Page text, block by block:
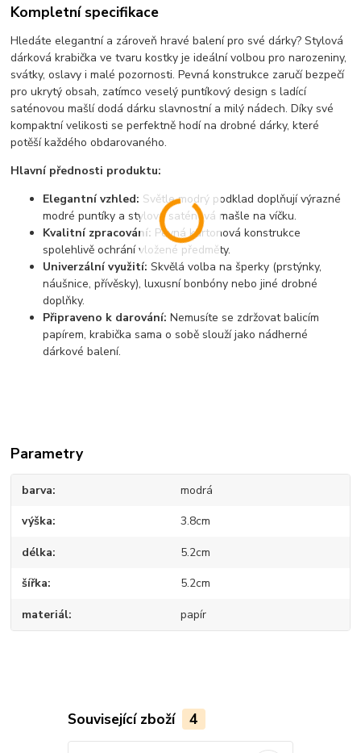
Kompletní specifikace
Hledáte elegantní a zároveň hravé balení pro své dárky? Stylová
dárková krabička ve tvaru kostky je ideální volbou pro narozeniny,
svátky, oslavy i malé pozornosti. Pevná konstrukce zaručí bezpečí
pro ukrytý obsah, zatímco veselý puntíkový design s ladící
saténovou mašlí dodá dárku slavnostní a milý nádech. Díky své
kompaktní velikosti se perfektně hodí na drobné dárky, které
potěší každého obdarovaného.
Hlavní přednosti produktu:
Elegantní vzhled: Světle modrý podklad doplňují výrazné
modré puntíky a stylová saténová mašle na víčku.
Kvalitní zpracování: Pevná kartonová konstrukce
spolehlivě ochrání vložené předměty.
Univerzální využití: Skvělá volba na šperky (prstýnky,
náušnice, přívěsky), luxusní bonbóny nebo jiné drobné
doplňky.
Připraveno k darování: Nemusíte se zdržovat balicím
papírem, krabička sama o sobě slouží jako nádherné
dárkové balení.
Parametry
barva modrá
výška 3.8cm
délka 5.2cm
šířka 5.2cm
materiál papír
Související zboží 4